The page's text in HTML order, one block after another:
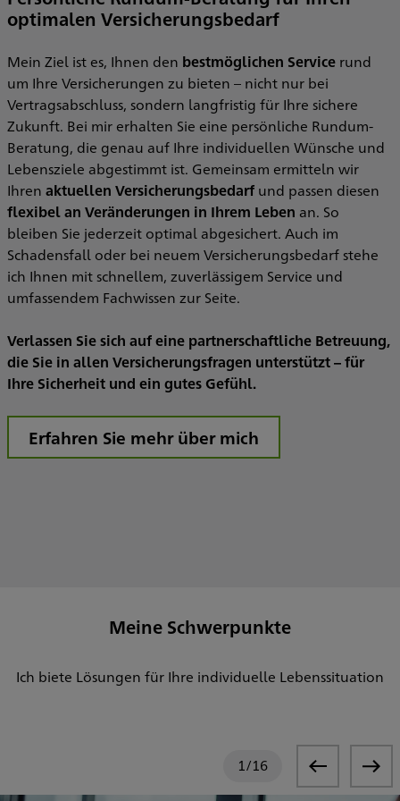
optimalen Versicherungsbedarf
Mein Ziel ist es, Ihnen den bestmöglichen Service rund
um Ihre Versicherungen zu bieten – nicht nur bei
Vertragsabschluss, sondern langfristig für Ihre sichere
Zukunft. Bei mir erhalten Sie eine persönliche Rundum-
Beratung, die genau auf Ihre individuellen Wünsche und
Lebensziele abgestimmt ist. Gemeinsam ermitteln wir
Ihren aktuellen Versicherungsbedarf und passen diesen
flexibel an Veränderungen in Ihrem Leben an. So
bleiben Sie jederzeit optimal abgesichert. Auch im
Schadensfall oder bei neuem Versicherungsbedarf stehe
ich Ihnen mit schnellem, zuverlässigem Service und
umfassendem Fachwissen zur Seite.
Verlassen Sie sich auf eine partnerschaftliche Betreuung,
die Sie in allen Versicherungsfragen unterstützt – für
Ihre Sicherheit und ein gutes Gefühl.
Erfahren Sie mehr über mich
Meine Schwerpunkte
Ich biete Lösungen für Ihre individuelle Lebenssituation
1/16